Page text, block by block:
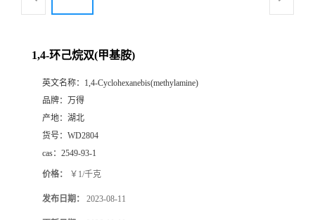
1,4-环己烷双(甲基胺)
英文名称： 1,4-Cyclohexanebis(methylamine)
品牌： 万得
产地： 湖北
货号： WD2804
cas： 2549-93-1
价格： ￥1/千克
发布日期： 2023-08-11